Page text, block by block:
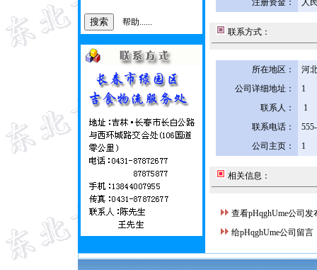
帮助......
注册资金：
人
联系方式：
所在地区：
河
公司详细地址：
1
联系人：
1
联系电话：
公司主页：
1
相关信息：
查看pHqghUme公司发
给pHqghUme公司留言